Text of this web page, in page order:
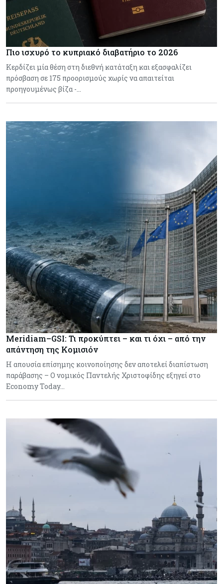
Πιο ισχυρό το κυπριακό διαβατήριο το 2026
Κερδίζει μία θέση στη διεθνή κατάταξη και εξασφαλίζει
πρόσβαση σε 175 προορισμούς χωρίς να απαιτείται
προηγουμένως βίζα -…
Meridiam–GSI: Τι προκύπτει – και τι όχι – από την
απάντηση της Κομισιόν
Η απουσία επίσημης κοινοποίησης δεν αποτελεί διαπίστωση
παράβασης – Ο νομικός Παντελής Χριστοφίδης εξηγεί στο
Economy Today…